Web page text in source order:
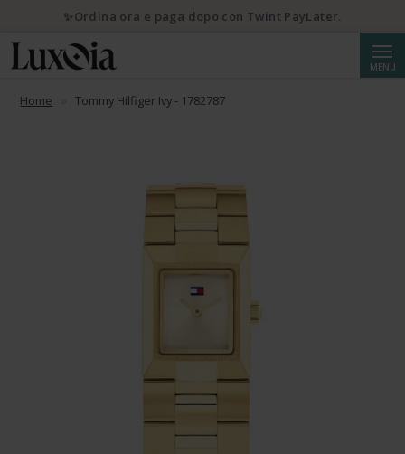
MENU
Home Tommy Hilfiger Ivy - 1782787
✨Ordina ora e paga dopo con Twint PayLater.